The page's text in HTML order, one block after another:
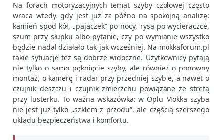
Na forach motoryzacyjnych temat szyby czołowej często
wraca wtedy, gdy jest już za późno na spokojną analizę:
kamień spod kół, „pajączek” po nocy, rysa po wycieraczce,
szum przy słupku albo pytanie, czy po wymianie wszystko
będzie nadal działało tak jak wcześniej. Na mokkaforum.pl
takie sytuacje też są dobrze widoczne. Użytkownicy pytają
nie tylko o samo pęknięcie szyby, ale również o ponowny
montaż, o kamerę i radar przy przedniej szybie, a nawet o
czujnik deszczu i czujnik zmierzchu powiązane ze strefą
przy lusterku. To ważna wskazówka: w Oplu Mokka szyba
nie jest już tylko „szkłem z przodu”, ale częścią szerszego
układu bezpieczeństwa i komfortu.